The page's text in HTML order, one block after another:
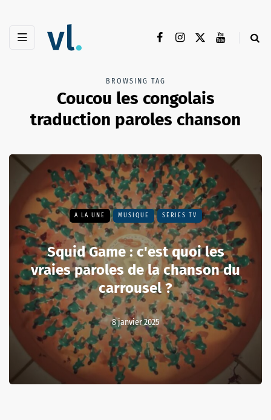
BROWSING TAG
Coucou les congolais
traduction paroles chanson
A LA UNE MUSIQUE SÉRIES TV
Squid Game : c'est quoi les
vraies paroles de la chanson du
carrousel ?
8 janvier 2025